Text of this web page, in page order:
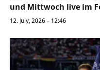
und Mittwoch live im
12. July, 2026 – 12:46